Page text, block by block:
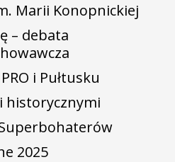
Marii Konopnickiej
– debata
i Pułtusku
historycznymi
2025